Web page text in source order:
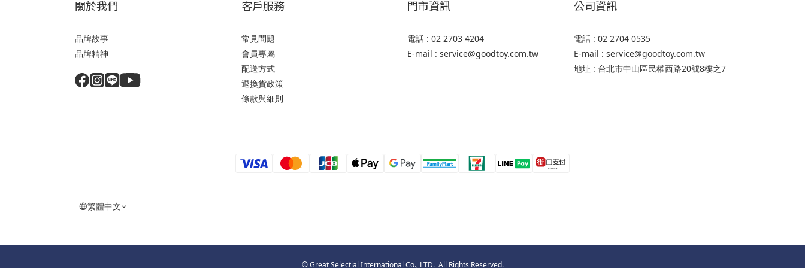
關於我們
品牌故事
品牌精神
客戶服務
常見問題
會員專屬
配送方式
退換貨政策
條款與細則
門市資訊
電話 : 02 2703 4204
E-mail : service@goodtoy.com.tw
公司資訊
電話 : 02 2704 0535
E-mail : service@goodtoy.com.tw
地址 : 台北市中山區民權西路20號8樓之7
繁體中文
© Great Selectial International Co., LTD. All Rights Reserved.